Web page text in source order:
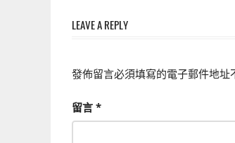
導
覽
LEAVE A REPLY
發佈留言必須填寫的電子郵件地址
留言 *